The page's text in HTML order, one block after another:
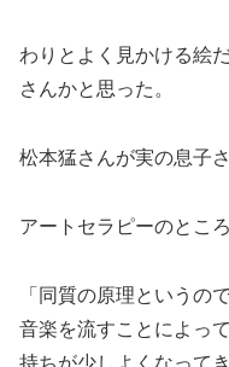
わりとよく見かける絵
さんかと思った。
松本猛さんが実の息子
アートセラピーのとこ
「同質の原理というの
音楽を流すことによっ
持ちが少しよくなって